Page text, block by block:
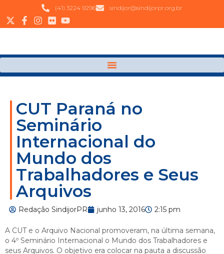
(41) 3224 9296 sindijor@sindijorpr.org.br
CUT Paraná no
Seminário
Internacional do
Mundo dos
Trabalhadores e Seus
Arquivos
Redação SindijorPR junho 13, 2016 2:15 pm
A CUT e o Arquivo Nacional promoveram, na última semana,
o 4º Seminário Internacional o Mundo dos Trabalhadores e
seus Arquivos. O objetivo era colocar na pauta a discussão